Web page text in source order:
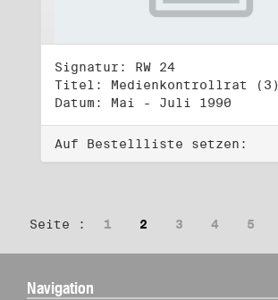
Signatur: RW 24
Titel: Medienkontrollrat (3)
Datum: Mai - Juli 1990
Auf Bestellliste setzen:
Seite : 1 2 3 4 5
Navigation